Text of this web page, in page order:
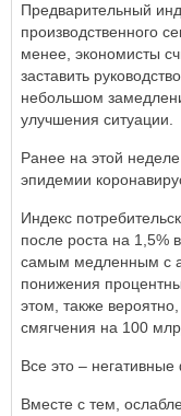
Предварительный
производственного
менее, экономисты
заставить
небольшом
улучшения ситуации.
Ранее на этой
эпидемии
Индекс
после роста на 1,5%
самым медленным с
понижения
этом, также
смягчения на 100
Все это –
Вместе с тем,